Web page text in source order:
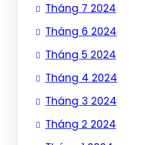
Tháng 7 2024
Tháng 6 2024
Tháng 5 2024
Tháng 4 2024
Tháng 3 2024
Tháng 2 2024